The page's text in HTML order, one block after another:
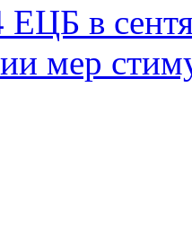
ЕЦБ в
мер